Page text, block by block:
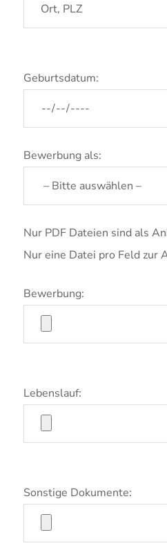
Geburtsdatum:
Bewerbung als:
Nur PDF Dateien sind als
Nur eine Datei pro Feld zur
Bewerbung:
Lebenslauf:
Sonstige Dokumente: